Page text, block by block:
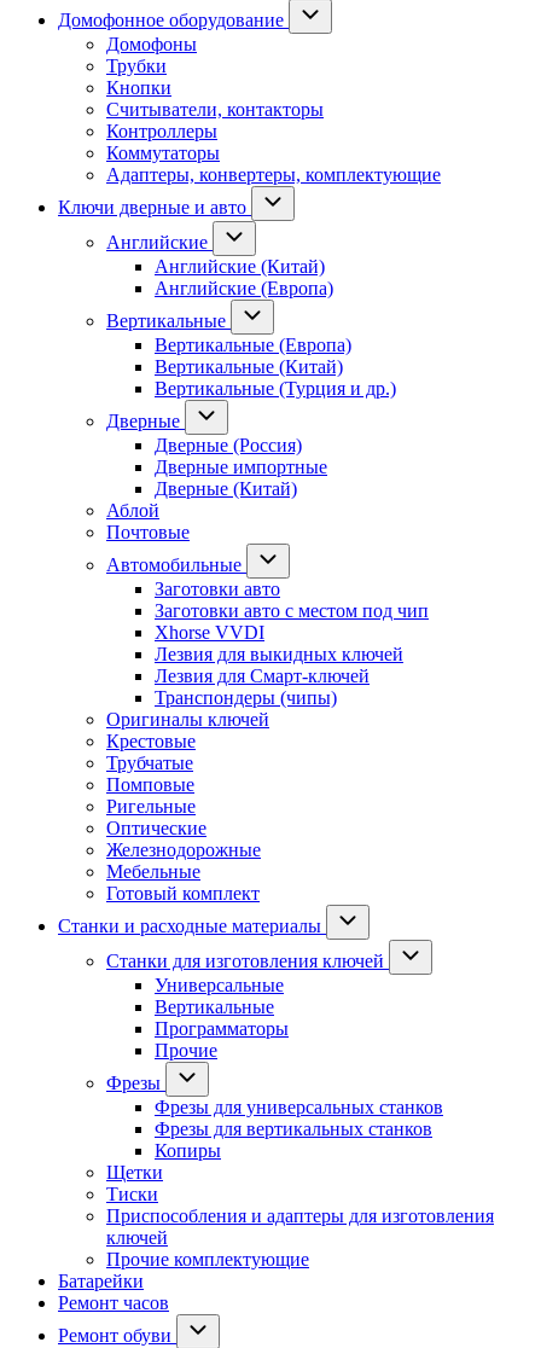
Домофонное оборудование
Домофоны
Трубки
Кнопки
Считыватели, контакторы
Контроллеры
Коммутаторы
Адаптеры, конвертеры, комплектующие
Ключи дверные и авто
Английские
Английские (Китай)
Английские (Европа)
Вертикальные
Вертикальные (Европа)
Вертикальные (Китай)
Вертикальные (Турция и др.)
Дверные
Дверные (Россия)
Дверные импортные
Дверные (Китай)
Аблой
Почтовые
Автомобильные
Заготовки авто
Заготовки авто с местом под чип
Xhorse VVDI
Лезвия для выкидных ключей
Лезвия для Смарт-ключей
Транспондеры (чипы)
Оригиналы ключей
Крестовые
Трубчатые
Помповые
Ригельные
Оптические
Железнодорожные
Мебельные
Готовый комплект
Станки и расходные материалы
Станки для изготовления ключей
Универсальные
Вертикальные
Программаторы
Прочие
Фрезы
Фрезы для универсальных станков
Фрезы для вертикальных станков
Копиры
Щетки
Тиски
Приспособления и адаптеры для изготовления
ключей
Прочие комплектующие
Батарейки
Ремонт часов
Ремонт обуви